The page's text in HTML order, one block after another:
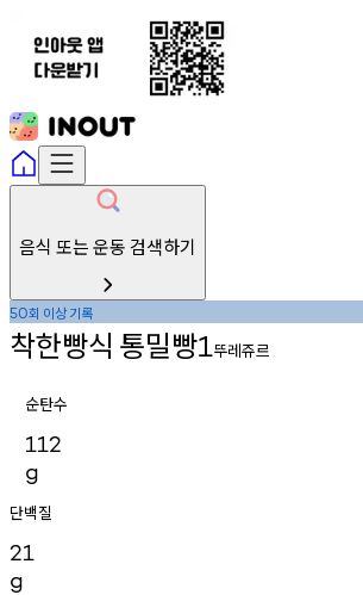
음식 또는 운동 검색하기
50회 이상기록
착한빵식 통밀빵1뚜레쥬르
순탄수
112
g
단백질
21
g